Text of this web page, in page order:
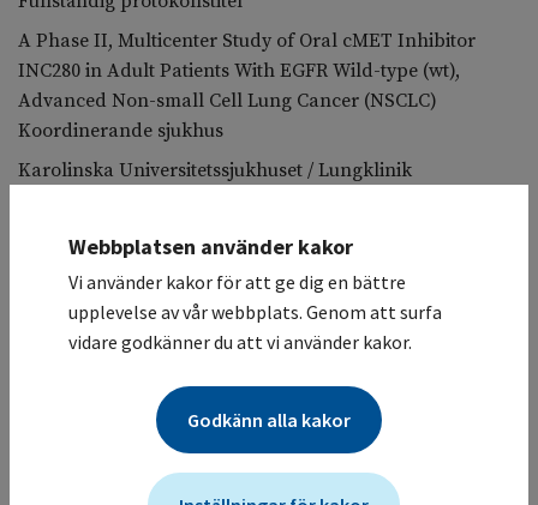
A Phase II, Multicenter Study of Oral cMET Inhibitor
INC280 in Adult Patients With EGFR Wild-type (wt),
Advanced Non-small Cell Lung Cancer (NSCLC)
Koordinerande sjukhus
Karolinska Universitetssjukhuset / Lungklinik
Studiesammanfattning
En öppen randomiserad multicenterstudie där effekt och
säkerhet hos ceritinib kommer att utvärderas. Inkluderar
patienter med icke-småcellig lungcancer som är EGFR
mutation i genen cMET. cMET-status analyseras vid
centralt laboratorium för studien.
Mer information om studien för vårdgivare
Studien ändrades senast: (2025-05-05)
Webbplatsen använder kakor
Vi använder kakor för att ge dig en bättre
upplevelse av vår webbplats. Genom att surfa
vidare godkänner du att vi använder kakor.
Godkänn alla kakor